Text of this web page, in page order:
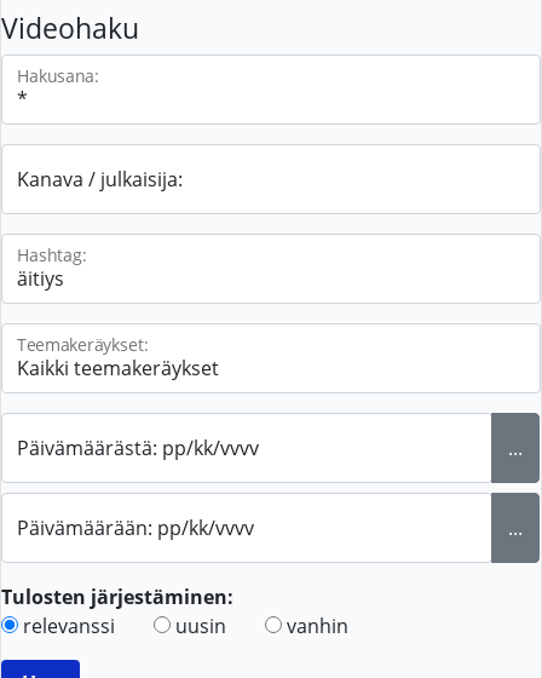
Videohaku
Hakusana:
Kanava / julkaisija:
Hashtag:
Teemakeräykset:
Päivämäärästä: pp/kk/vvvv ...
Päivämäärään: pp/kk/vvvv ...
Tulosten järjestäminen:
relevanssi
uusin vanhin